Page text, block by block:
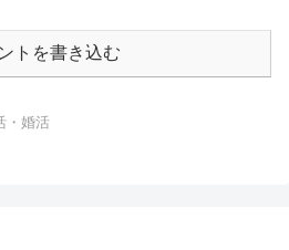
トを書き込む
・婚活